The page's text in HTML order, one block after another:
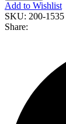
Add to Wishlist
SKU: 200-1535
Share: